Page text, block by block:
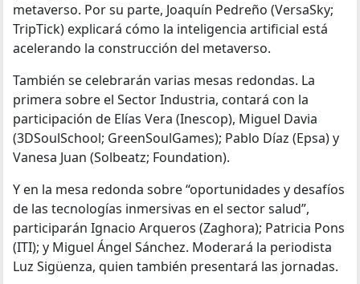
metaverso. Por su parte, Joaquín Pedreño (VersaSky;
TripTick) explicará cómo la inteligencia artificial está
acelerando la construcción del metaverso.
También se celebrarán varias mesas redondas. La
primera sobre el Sector Industria, contará con la
participación de Elías Vera (Inescop), Miguel Davia
(3DSoulSchool; GreenSoulGames); Pablo Díaz (Epsa) y
Vanesa Juan (Solbeatz; Foundation).
Y en la mesa redonda sobre “oportunidades y desafíos
de las tecnologías inmersivas en el sector salud”,
participarán Ignacio Arqueros (Zaghora); Patricia Pons
(ITI); y Miguel Ángel Sánchez. Moderará la periodista
Luz Sigüenza, quien también presentará las jornadas.